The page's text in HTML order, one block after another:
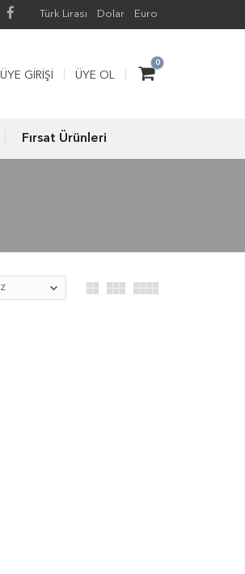
Türk Lirası Dolar Euro
0
ÜYE GIRIŞI ÜYE OL
Fırsat Ürünleri